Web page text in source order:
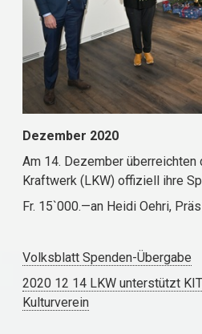
Dezember 2020
Am 14. Dezember
Kraftwerk (LKW) offiziell ihre
Fr. 15`000.—an Heidi Oehri,
Volksblatt Spenden-Übergabe
2020 12 14 LKW unterstützt
Kulturverein